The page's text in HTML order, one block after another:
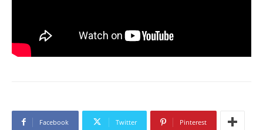
Facebook Twitter Pinterest